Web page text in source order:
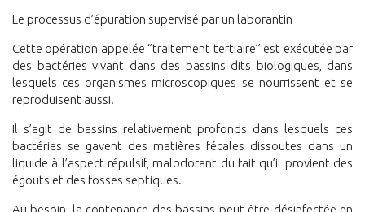
Le processus d’épuration supervisé par un laborantin
Cette opération appelée ‘’traitement tertiaire’’ est exécutée par
des bactéries vivant dans des bassins dits biologiques, dans
lesquels ces organismes microscopiques se nourrissent et se
reproduisent aussi.
Il s’agit de bassins relativement profonds dans lesquels ces
bactéries se gavent des matières fécales dissoutes dans un
liquide à l’aspect répulsif, malodorant du fait qu’il provient des
égouts et des fosses septiques.
Au besoin, la contenance des bassins peut être désinfectée en